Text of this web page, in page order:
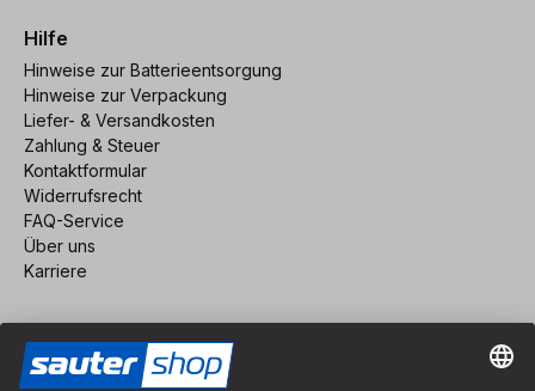
Hilfe
Hinweise zur Batterieentsorgung
Hinweise zur Verpackung
Liefer- & Versandkosten
Zahlung & Steuer
Kontaktformular
Widerrufsrecht
FAQ-Service
Über uns
Karriere